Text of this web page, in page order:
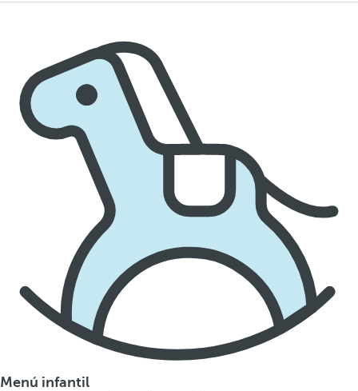
Menú infantil